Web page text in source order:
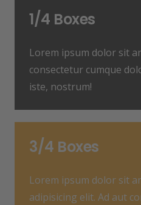
1/4 Boxes
Lorem ipsum dolor sit
consectetur cumque
iste, nostrum!
3/4 Boxes
Lorem ipsum dolor sit
adipisicing elit. Ad aut